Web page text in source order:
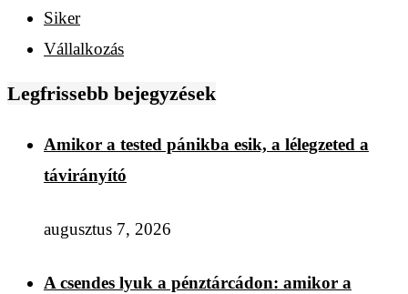
Siker
Vállalkozás
Legfrissebb bejegyzések
Amikor a tested pánikba esik, a lélegzeted a
távirányító
augusztus 7, 2026
A csendes lyuk a pénztárcádon: amikor a